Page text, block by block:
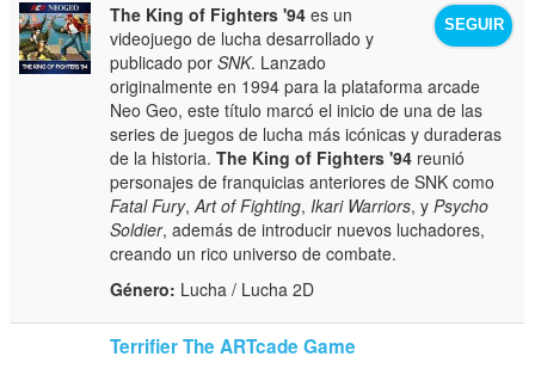
SEGUIR
The King of Fighters '94 es un
videojuego de lucha desarrollado y
publicado porSNK. Lanzado
originalmente en 1994 para la plataforma arcade
Neo Geo, este título marcó el inicio de una de las
series de juegos de lucha más icónicas y duraderas
de la historia.The King of Fighters '94 reunió
personajes de franquicias anteriores de SNK como
Fatal Fury,Art of Fighting, Ikari Warriors, yPsycho
Soldier, además de introducir nuevos luchadores,
creando un rico universo de combate.
Género: Lucha / Lucha 2D
Terrifier The ARTcade Game